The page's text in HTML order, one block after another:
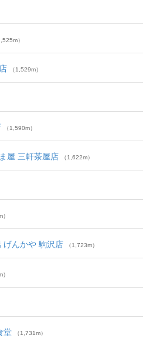
）
（1,529m）
（1,590m）
屋 三軒茶屋店 （1,622m）
げんかや 駒沢店 （1,723m）
堂 （1,731m）